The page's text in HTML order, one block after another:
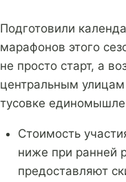
Подготовили
марафонов этого
не просто старт, а
центральным
тусовке
Стоимость
ниже при ранней
предоставляют